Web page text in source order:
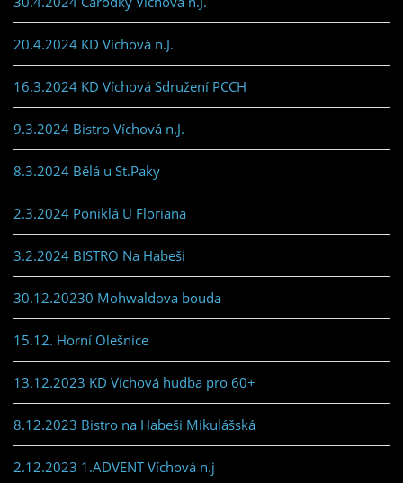
20.4.2024 KD Víchová n.J.
16.3.2024 KD Víchová Sdružení PCCH
9.3.2024 Bistro Víchová n.J.
8.3.2024 Bělá u St.Paky
2.3.2024 Poniklá U Floriana
3.2.2024 BISTRO Na Habeši
30.12.20230 Mohwaldova bouda
15.12. Horní Olešnice
13.12.2023 KD Víchová hudba pro 60+
8.12.2023 Bistro na Habeši Mikulášská
2.12.2023 1.ADVENT Víchová n.j